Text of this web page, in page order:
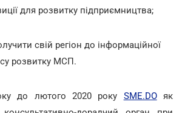
для розвитку підприємництва;
свій регіон до інформаційної
розвитку МСП.
до лютого 2020 року SME.DOяк